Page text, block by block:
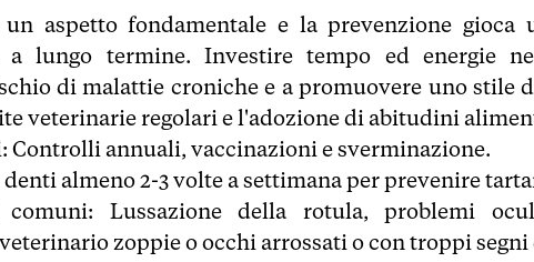
aspetto fondamentale e la prevenzione gioca
a lungo termine. Investire tempo ed energie
di malattie croniche e a promuovere uno stile
veterinarie regolari e l'adozione di abitudini
Controlli annuali, vaccinazioni e sverminazione.
almeno 2-3 volte a settimana per prevenire
Lussazione della rotula, problemi
zoppie o occhi arrossati o con troppi